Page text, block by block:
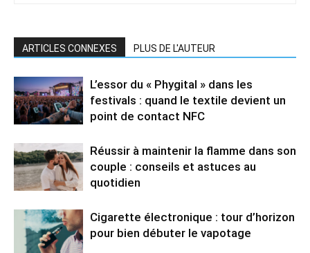
ARTICLES CONNEXES PLUS DE L'AUTEUR
L’essor du « Phygital » dans les
festivals : quand le textile devient un
point de contact NFC
Réussir à maintenir la flamme dans son
couple : conseils et astuces au
quotidien
Cigarette électronique : tour d’horizon
pour bien débuter le vapotage